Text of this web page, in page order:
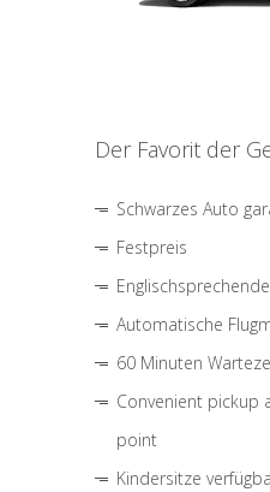
Der Favorit der
Schwarzes Auto
Festpreis
Automatische
60 Minuten
Convenient pickup
point
Kindersitze